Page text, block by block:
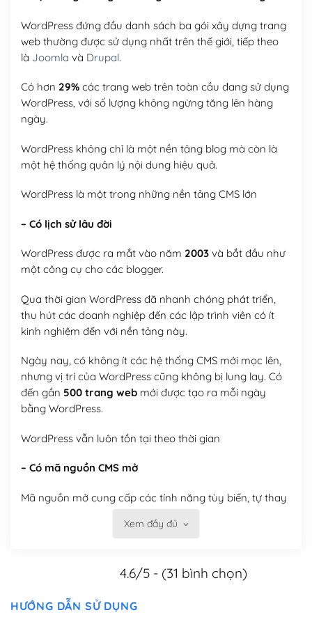
WordPress đứng đầu danh sách ba gói xây dựng trang
web thường được sử dụng nhất trên thế giới, tiếp theo
là Joomla và Drupal.
Có hơn 29%các trang web trên toàn cầu đang sử dụng
WordPress, với số lượng không ngừng tăng lên hàng
ngày.
WordPress không chỉ là một nền tảng blog mà còn là
một hệ thống quản lý nội dung hiệu quả.
WordPress là một trong những nền tảng CMS lớn
– Có lịch sử lâu đời
WordPress được ra mắt vào năm 2003và bắt đầu như
một công cụ cho các blogger.
Qua thời gian WordPress đã nhanh chóng phát triển,
thu hút các doanh nghiệp đến các lập trình viên có ít
kinh nghiệm đến với nền tảng này.
Ngày nay, có không ít các hệ thống CMS mới mọc lên,
nhưng vị trí của WordPress cũng không bị lung lay. Có
đến gần 500 trang webmới được tạo ra mỗi ngày
bằng WordPress.
WordPress vẫn luôn tồn tại theo thời gian
– Có mã nguồn CMS mở
Mã nguồn mở cung cấp các tính năng tùy biến, tự thay
nó theo ý bạn mà không phải sử dụng dịch vụ tại bất
Việc của bạn là đăng ký một tên miền và hosting để
Xem đầy đủ
4.6/5 - (31 bình chọn)
HƯỚNG DẪN SỬ DỤNG